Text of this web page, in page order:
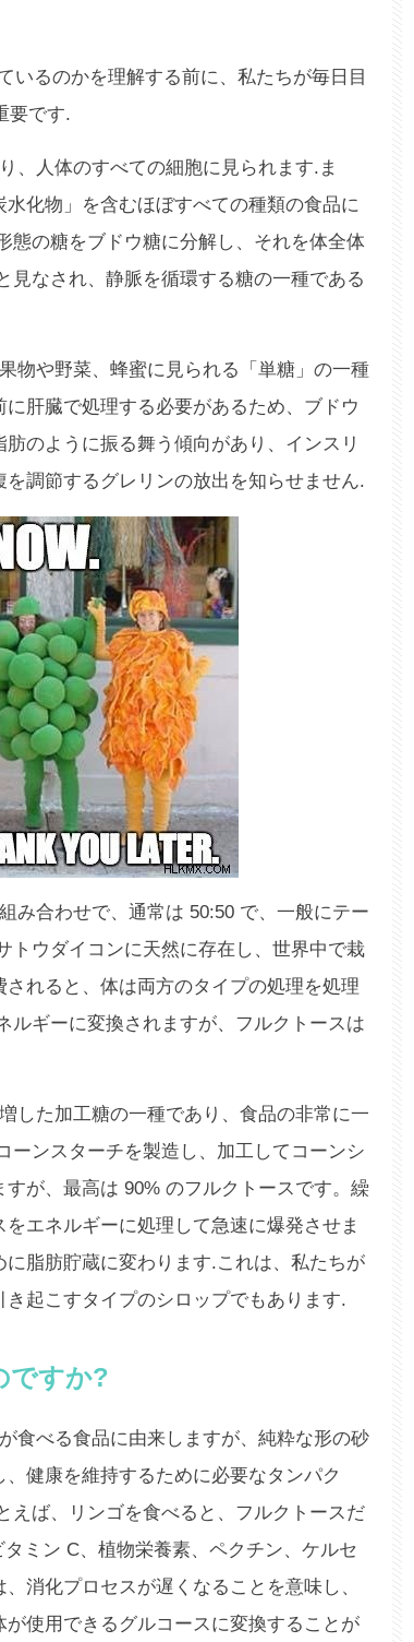
いるのかを理解する前に、私たちが毎日目
要です.
、人体のすべての細胞に見られます.ま
化物」を含むほぼすべての種類の食品に
態の糖をブドウ糖に分解し、それを体全体
なされ、静脈を循環する糖の一種である
物や野菜、蜂蜜に見られる「単糖」の一種
肝臓で処理する必要があるため、ブドウ
のように振る舞う傾向があり、インスリ
調節するグレリンの放出を知らせません.
み合わせで、通常は 50:50 で、一般にテー
トウダイコンに天然に存在し、世界中で栽
れると、体は両方のタイプの処理を処理
ルギーに変換されますが、フルクトースは
した加工糖の一種であり、食品の非常に一
ーンスターチを製造し、加工してコーンシ
が、最高は 90% のフルクトースです。繰
エネルギーに処理して急速に爆発させま
脂肪貯蔵に変わります.これは、私たちが
起こすタイプのシロップでもあります.
ですか?
食べる食品に由来しますが、純粋な形の砂
健康を維持するために必要なタンパク
えば、リンゴを食べると、フルクトースだ
ミン C、植物栄養素、ペクチン、ケルセ
消化プロセスが遅くなることを意味し、
使用できるグルコースに変換することが